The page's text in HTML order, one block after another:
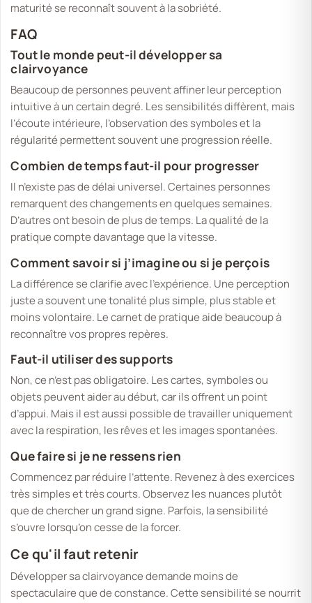
maturité se reconnaît souvent à la sobriété.
FAQ
Tout le monde peut-il développer sa
clairvoyance
Beaucoup de personnes peuvent affiner leur perception
intuitive à un certain degré. Les sensibilités diffèrent, mais
l’écoute intérieure, l’observation des symboles et la
régularité permettent souvent une progression réelle.
Combien de temps faut-il pour progresser
Il n’existe pas de délai universel. Certaines personnes
remarquent des changements en quelques semaines.
D’autres ont besoin de plus de temps. La qualité de la
pratique compte davantage que la vitesse.
Comment savoir si j’imagine ou si je perçois
La différence se clarifie avec l’expérience. Une perception
juste a souvent une tonalité plus simple, plus stable et
moins volontaire. Le carnet de pratique aide beaucoup à
reconnaître vos propres repères.
Faut-il utiliser des supports
Non, ce n’est pas obligatoire. Les cartes, symboles ou
objets peuvent aider au début, car ils offrent un point
d’appui. Mais il est aussi possible de travailler uniquement
avec la respiration, les rêves et les images spontanées.
Que faire si je ne ressens rien
Commencez par réduire l’attente. Revenez à des exercices
très simples et très courts. Observez les nuances plutôt
que de chercher un grand signe. Parfois, la sensibilité
s’ouvre lorsqu’on cesse de la forcer.
Ce qu'il faut retenir
Développer sa clairvoyance demande moins de
spectaculaire que de constance. Cette sensibilité se nourrit